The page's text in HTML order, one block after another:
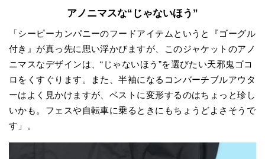
アノニマスな“じゃないほう”
「シーピーカンパニーのフードアイテムというと『ゴーグル
付き』が真っ先に思い浮かびますが、このジャケットのアノ
ニマスなデザインは、“じゃないほう”を選びたい天邪鬼ゴコ
ロをくすぐります。また、半袖になるコンバーチブルアウタ
ーはよく見かけますが、ベストに変形するのはちょっと珍し
いかも。フェスや自転車に乗るときにもちょうどよさそうで
す」。